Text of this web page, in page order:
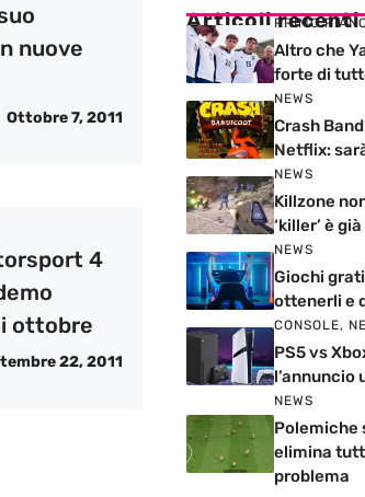
nuove
Ottobre 7, 2011
4
ottobre
22, 2011
Articoli recenti
PRIMO
Altro che
forte di
NEWS
Crash
Netflix:
NEWS
Killzone
‘killer’ è
NEWS
Giochi
ottenerli e
CONSOLE,
PS5 vs
l’annuncio
NEWS
Polemiche
elimina
problema